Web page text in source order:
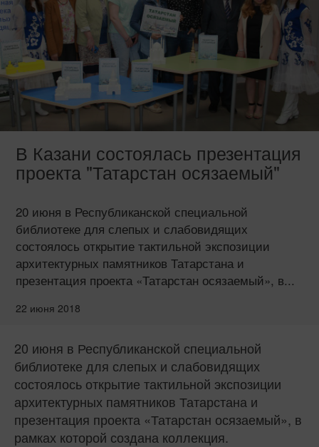
В Казани состоялась презентация
проекта "Татарстан осязаемый"
20 июня в Республиканской специальной
библиотеке для слепых и слабовидящих
состоялось открытие тактильной экспозиции
архитектурных памятников Татарстана и
презентация проекта «Татарстан осязаемый», в...
22 июня 2018
20 июня в Республиканской специальной
библиотеке для слепых и слабовидящих
состоялось открытие тактильной экспозиции
архитектурных памятников Татарстана и
презентация проекта «Татарстан осязаемый», в
рамках которой создана коллекция.